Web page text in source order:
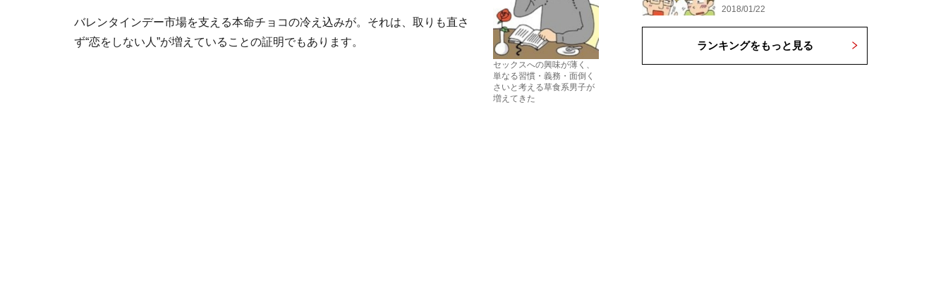
セックスへの興味が薄く、
単なる習慣・義務・面倒く
さいと考える草食系男子が
増えてきた
バレンタインデー市場を支える本命チョコの冷え込みが。それは、取りも直さ
ず“恋をしない人”が増えていることの証明でもあります。
2018/01/22
ランキングをもっと見る